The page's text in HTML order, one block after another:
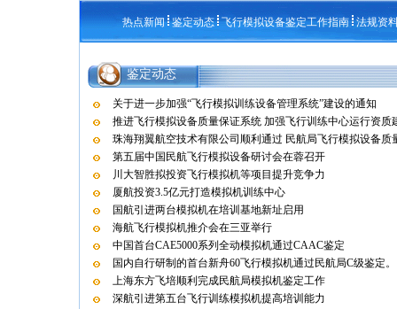
热点新闻 鉴定动态 飞行模拟设备鉴定工作指南 法规资
鉴定动态
关于进一步加强“飞行模拟训练设备管理系统”建设的通知
推进飞行模拟设备质量保证系统 加强飞行训练中心运行资质
珠海翔翼航空技术有限公司顺利通过 民航局飞行模拟设备质
第五届中国民航飞行模拟设备研讨会在蓉召开
川大智胜拟投资飞行模拟机等项目提升竞争力
厦航投资3.5亿元打造模拟机训练中心
国航引进两台模拟机在培训基地新址启用
海航飞行模拟机推介会在三亚举行
中国首台CAE5000系列全动模拟机通过CAAC鉴定
国内自行研制的首台新舟60飞行模拟机通过民航局C级鉴定。
上海东方飞培顺利完成民航局模拟机鉴定工作
深航引进第五台飞行训练模拟机提高培训能力